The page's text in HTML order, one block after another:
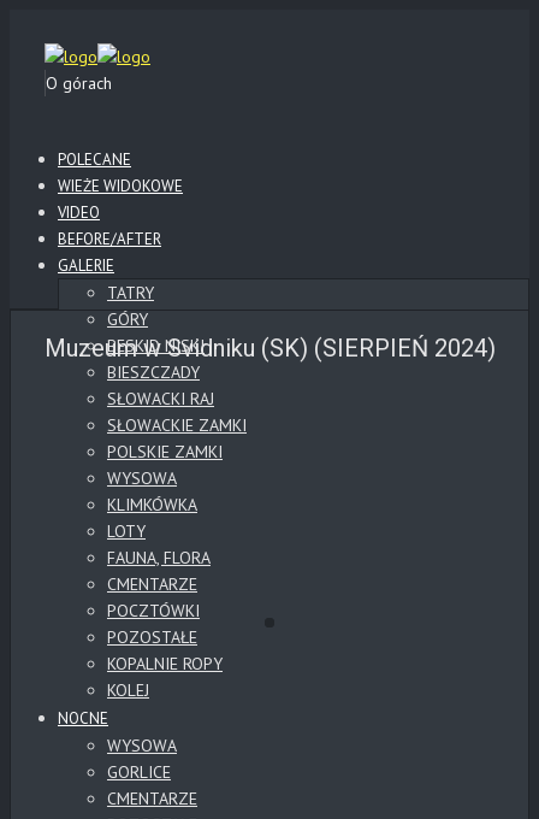
O górach
POLECANE
WIEŻE WIDOKOWE
VIDEO
BEFORE/AFTER
GALERIE
TATRY
GÓRY
BESKID NISKI
BIESZCZADY
SŁOWACKI RAJ
SŁOWACKIE ZAMKI
POLSKIE ZAMKI
WYSOWA
KLIMKÓWKA
LOTY
FAUNA, FLORA
CMENTARZE
POCZTÓWKI
POZOSTAŁE
KOPALNIE ROPY
KOLEJ
NOCNE
WYSOWA
GORLICE
CMENTARZE
Muzeum w Svidniku (SK) (SIERPIEŃ 2024)